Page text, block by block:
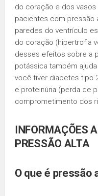
do coração e dos
pacientes com pressão
paredes do ventrículo
do coração (hipertrofia
desses efeitos sobre a
potássica também
você tiver diabetes tipo
e proteinúria (perda de
comprometimento dos
INFORMAÇÕES
PRESSÃO ALTA
O que é pressão